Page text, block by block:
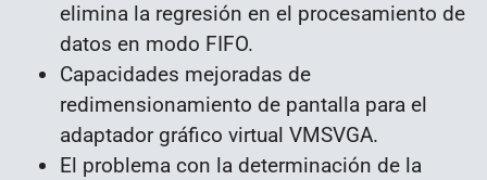
elimina la regresión en el procesamiento de
datos en modo FIFO.
Capacidades mejoradas de
redimensionamiento de pantalla para el
adaptador gráfico virtual VMSVGA.
El problema con la determinación de la